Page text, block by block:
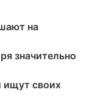
на
значительно
ищут своих